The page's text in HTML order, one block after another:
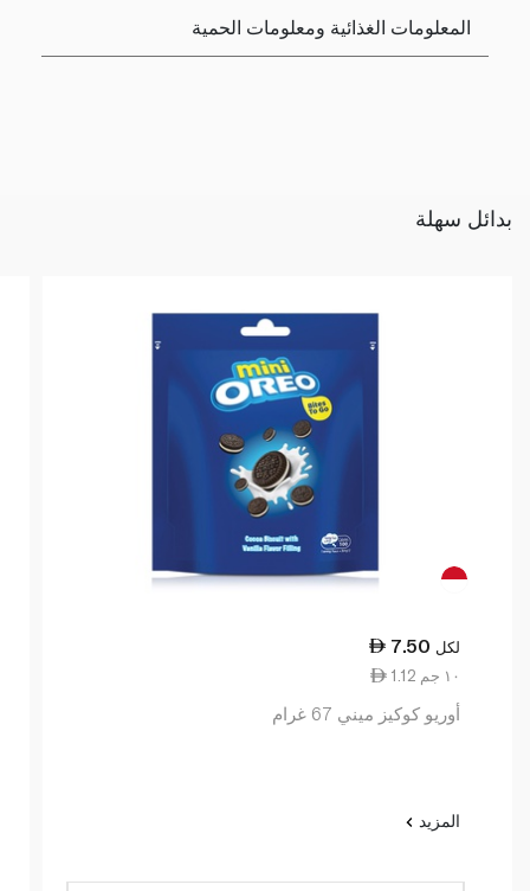
المعلومات الغذائية ومعلومات الحمية
بدائل سهلة
7.50 لكل
1.12 ١٠ جم
أوريو كوكيز ميني 67 غرام
المزيد